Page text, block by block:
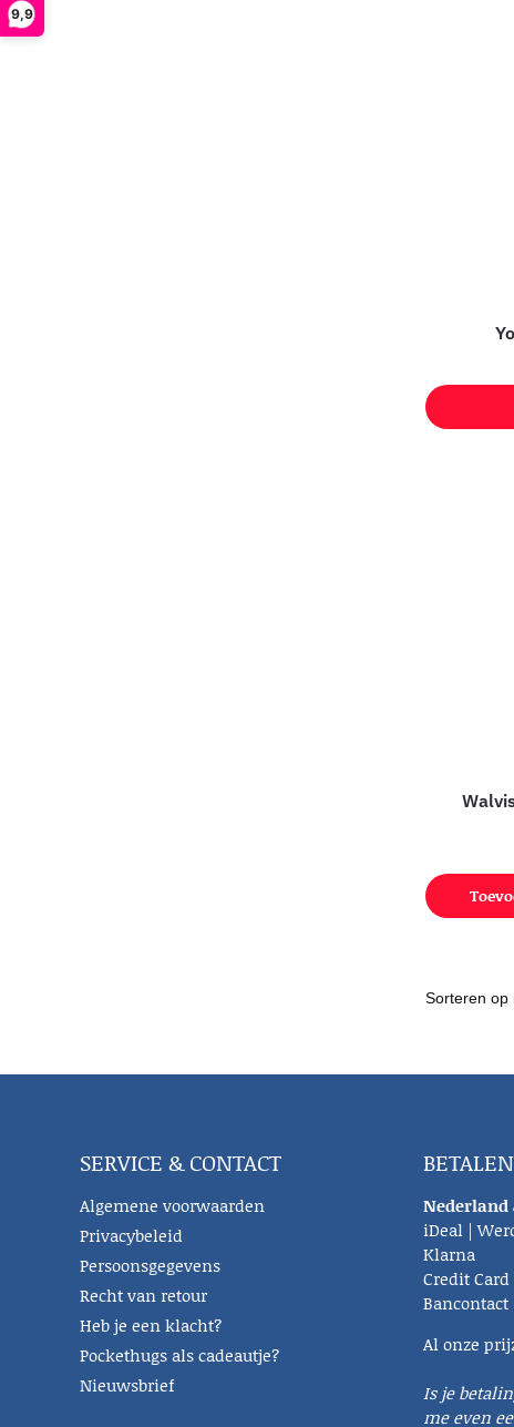
9,9
SERVICE & CONTACT
Algemene voorwaarden
Privacybeleid
Persoonsgegevens
Recht van retour
Heb je een klacht?
Pockethugs als cadeautje?
Nieuwsbrief
BETALEN
Nederland
iDeal |
Klarna
Credit Card
Bancontact
Al onze
Is je
me even